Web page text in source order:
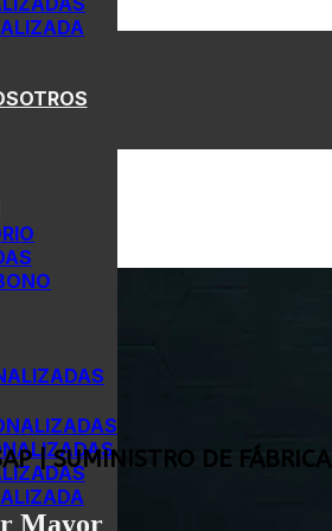
| SUMINISTRO DE FÁBRICA
Mayor